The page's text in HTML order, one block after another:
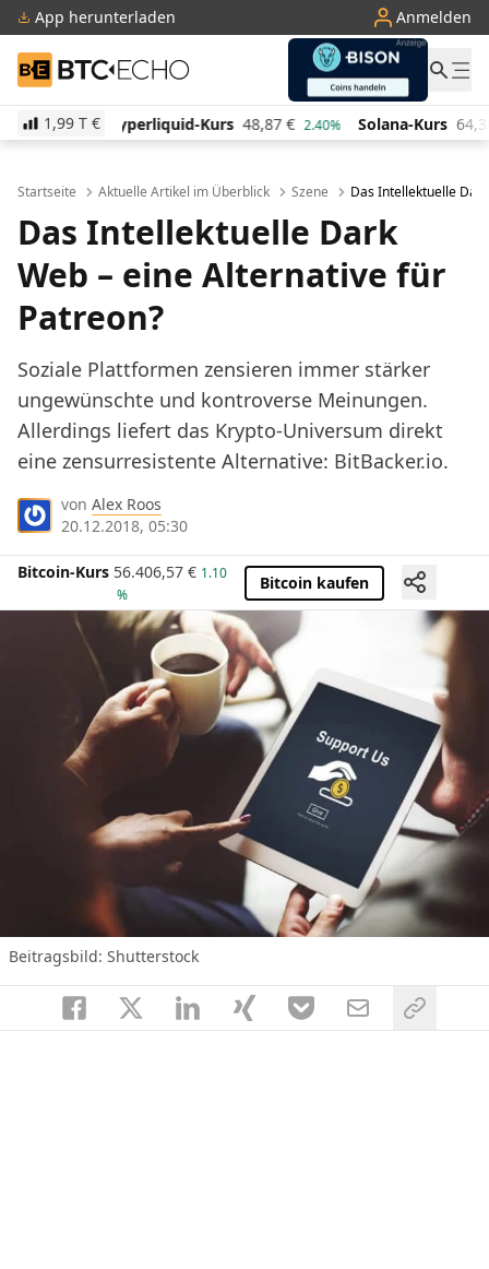
App herunterladen Anmelden
BTC-ECHO
1,99 T €
Kurs 48,87 2.40% Solana-Kurs 64,36 € 0.70% TRON-Kurs
Startseite Aktuelle Artikel im Überblick Szene Das Intellektuelle
Das Intellektuelle Dark
Web – eine Alternative für
Patreon?
Soziale Plattformen zensieren immer stärker
ungewünschte und kontroverse Meinungen.
Allerdings liefert das Krypto-Universum direkt
eine zensurresistente Alternative: BitBacker.io.
von Alex Roos
20.12.2018, 05:30
Bitcoin-Kurs 56.406,57 € 1.10
%
Bitcoin kaufen
Beitragsbild: Shutterstock